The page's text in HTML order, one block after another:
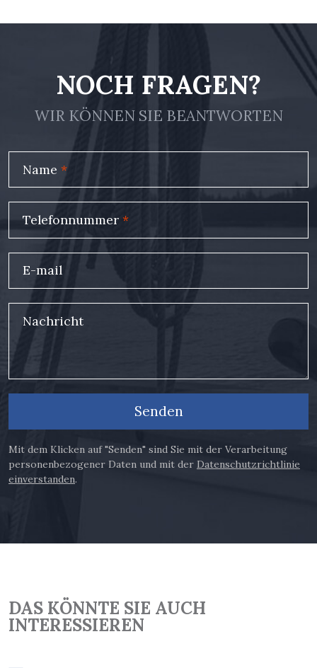
NOCH FRAGEN?
WIR KÖNNEN SIE BEANTWORTEN
Name *
Telefonnummer *
E-mail
Nachricht
Senden
Mit dem Klicken auf "Senden" sind Sie mit der Verarbeitung
personenbezogener Daten und mit der Datenschutzrichtlinie
einverstanden.
DAS KÖNNTE SIE AUCH
INTERESSIEREN